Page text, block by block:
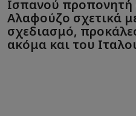
Ισπανού προπονητή
Αλαφούζο σχετικά
σχεδιασμό,
ακόμα και του